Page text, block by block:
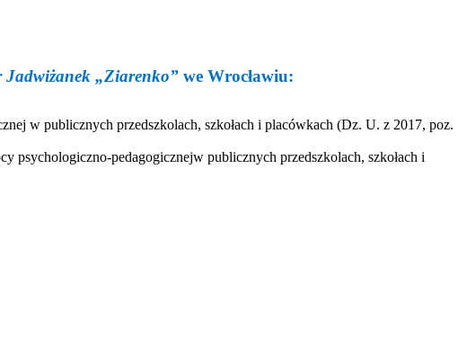
Jadwiżanek „Ziarenko” we Wrocławiu:
w publicznych przedszkolach, szkołach i placówkach (Dz. U. z 2017, poz.
psychologiczno-pedagogicznejw publicznych przedszkolach, szkołach i